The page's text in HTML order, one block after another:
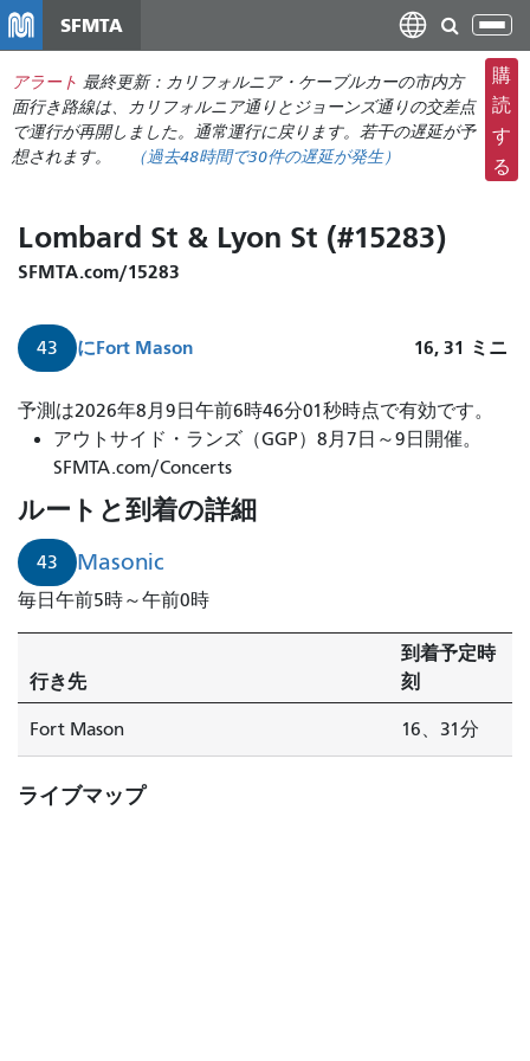
ン
コ
ン
テ
に
SFMTA
ナ
ビ
ゲ
ー
シ
ョ
え
アラート 最終更新：カリフォルニア・ケーブルカーの市内方
面行き路線は、カリフォルニア通りとジョーンズ通りの交差点
で運行が再開しました。通常運行に戻ります。若干の遅延が予
想されます。
（過去48時間で30件の遅延が発生）
購
読
す
る
Lombard St & Lyon St (#15283)
SFMTA.com/15283
43 にFort Mason 16, 31 ミニ
予測は2026年8月9日午前6時46分01秒時点で有効です。
アウトサイド・ランズ（GGP）8月7日～9日開催。
SFMTA.com/Concerts
ルートと到着の詳細
43 Masonic
毎日午前5時～午前0時
行き先
到着予定時
刻
Fort Mason 16、31分
ライブマップ